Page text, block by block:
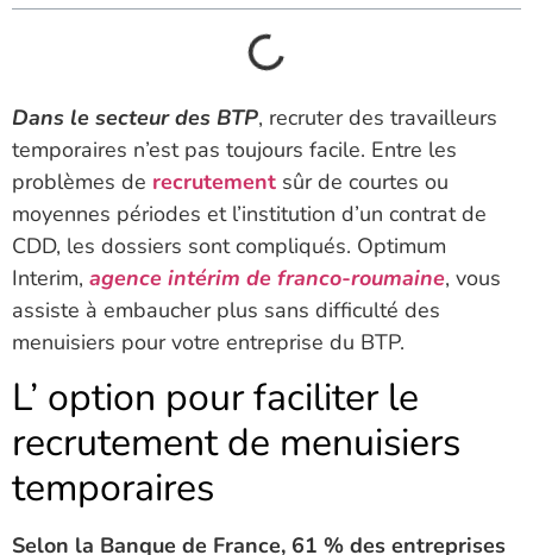
Dans le secteur des BTP, recruter des travailleurs
temporaires n’est pas toujours facile. Entre les
problèmes de recrutement sûr de courtes ou
moyennes périodes et l’institution d’un contrat de
CDD, les dossiers sont compliqués. Optimum
Interim, agence intérim de franco-roumaine, vous
assiste à embaucher plus sans difficulté des
menuisiers pour votre entreprise du BTP.
L’ option pour faciliter le
recrutement de menuisiers
temporaires
Selon la Banque de France, 61 % des entreprises